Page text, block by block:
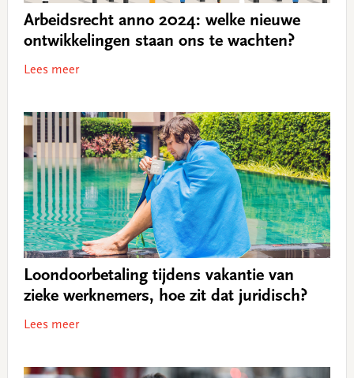
Arbeidsrecht anno 2024: welke nieuwe
ontwikkelingen staan ons te wachten?
Lees meer
Loondoorbetaling tijdens vakantie van
zieke werknemers, hoe zit dat juridisch?
Lees meer